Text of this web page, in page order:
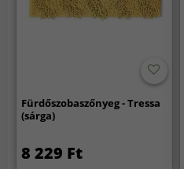
Fürdőszobaszőnyeg - Tressa
(sárga)
8 229 Ft